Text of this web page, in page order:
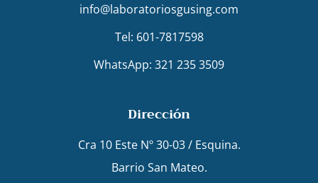
info@laboratoriosgusing.com
Tel: 601-7817598
WhatsApp: 321 235 3509
Dirección
Cra 10 Este Nº 30-03 / Esquina.
Barrio San Mateo.